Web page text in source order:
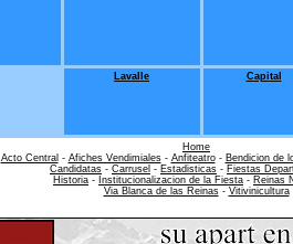
Lavalle Capital
Home
Acto Central - Afiches Vendimiales- Anfiteatro- Bendicion de
Candidatas - Carrusel - Estadisticas - Fiestas
Historia - Institucionalizacion de la Fiesta - Reinas
Via Blanca de las Reinas- Vitivinicultura